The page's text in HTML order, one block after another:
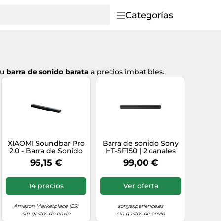
Categorías
barra de sonido barata a precios imbatibles.
XIAOMI Soundbar Pro
2.0 - Barra de Sonido
con decodificación
Dolby Audio™, 2.0
Integrado,
conectividad múltiple
Coaxial, Bluetooth,
NFC)
95,15 €
14 precios
Amazon Marketplace (ES)
sin gastos de envío
Barra de sonido Sony
HT-SF150 | 2 canales
99,00 €
Ver oferta
sonyexperience.es
sin gastos de envío